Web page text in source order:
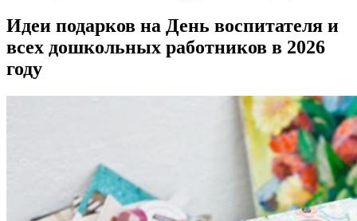
Идеи подарков на День воспитателя и
всех дошкольных работников в 2026
году